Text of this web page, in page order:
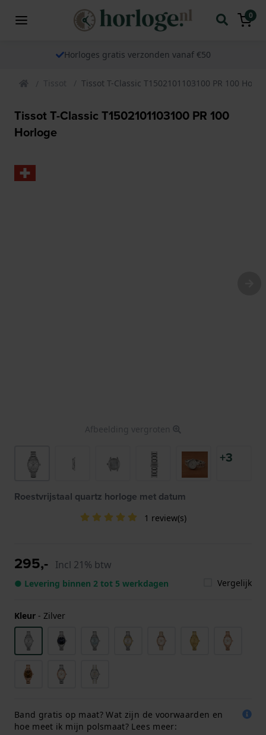
0
Horloges gratis verzonden vanaf €50
Tissot Tissot T-Classic T1502101103100 PR 100
Tissot T-Classic T1502101103100 PR 100
Horloge
Afbeelding vergroten
+3
Roestvrijstaal quartz horloge met datum
1 review(s)
295,- Incl 21% btw
● Levering binnen 2 tot 5 werkdagen Vergelijk
Kleur - Zilver
Band gratis op maat? Wat zijn de voorwaarden en
hoe meet ik mijn polsmaat? Lees meer: